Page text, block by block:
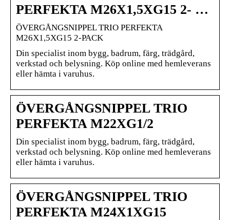
PERFEKTA M26X1,5XG15 2- …
ÖVERGÅNGSNIPPEL TRIO PERFEKTA
M26X1,5XG15 2-PACK
Din specialist inom bygg, badrum, färg, trädgård,
verkstad och belysning. Köp online med hemleverans
eller hämta i varuhus.
ÖVERGÅNGSNIPPEL TRIO
PERFEKTA M22XG1/2
Din specialist inom bygg, badrum, färg, trädgård,
verkstad och belysning. Köp online med hemleverans
eller hämta i varuhus.
ÖVERGÅNGSNIPPEL TRIO
PERFEKTA M24X1XG15